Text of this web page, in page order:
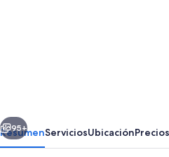
Siguiente
95+
ResumenServiciosUbicaciónPrecios